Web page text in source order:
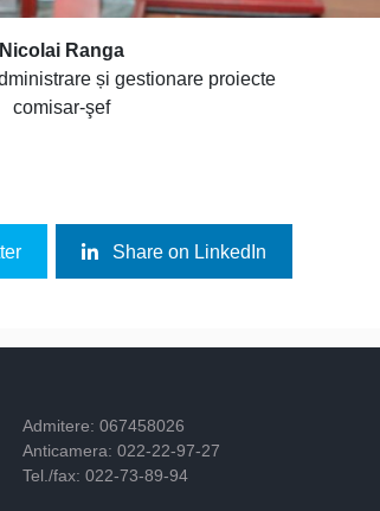
Nicolai Ranga
și gestionare proiecte
comisar-şef
Share on LinkedIn
Admitere: 067458026
Anticamera: 022-22-97-27
Tel./fax: 022-73-89-94